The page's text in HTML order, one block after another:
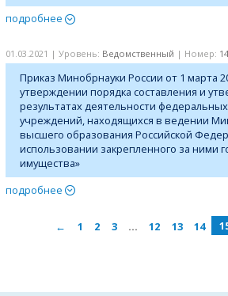
подробнее
01.03.2021 | Уровень: Ведомственный | Номер:
Приказ Минобрнауки России от 1 марта
утверждении порядка составления и
результатах деятельности
учреждений, находящихся в ведении
высшего образования Российской
использовании закрепленного за ними
имущества»
подробнее
← 1 2 3 … 12 13 14